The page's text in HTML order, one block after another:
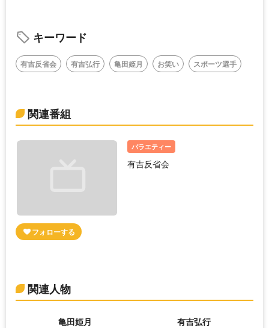
キーワード
有吉反省会 有吉弘行 亀田姫月 お笑い スポーツ選手
関連番組
バラエティー
有吉反省会
関連人物
亀田姫月 有吉弘行